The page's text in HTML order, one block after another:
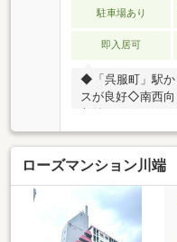
駐車場あり
即入居可
◆「呉服町」駅か
スが良好◇南西向
ど、）◇適切な
ックスについて◎
地域密着の不動産
と多岐にわたる
の物件は全てご
ださい♪◎今だけ
ご予約を頂きアン
ローズマンション川端